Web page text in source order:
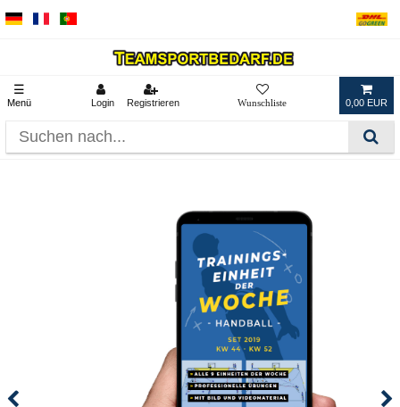
☰
Menü Login Registrieren 0,00 EUR